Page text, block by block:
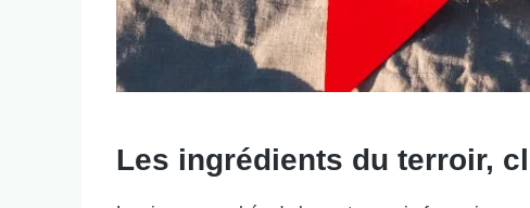
Les ingrédients du terroir,